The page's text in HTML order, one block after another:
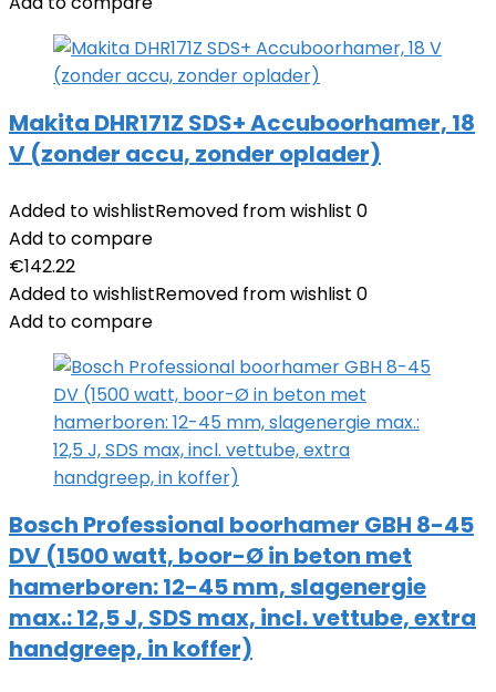
Makita DHR171Z SDS+ Accuboorhamer, 18
V (zonder accu, zonder oplader)
Added to wishlistRemoved from wishlist 0
Add to compare
€142.22
Added to wishlistRemoved from wishlist 0
Add to compare
Bosch Professional boorhamer GBH 8-45
DV (1500 watt, boor-Ø in beton met
hamerboren: 12-45 mm, slagenergie
max.: 12,5 J, SDS max, incl. vettube, extra
handgreep, in koffer)